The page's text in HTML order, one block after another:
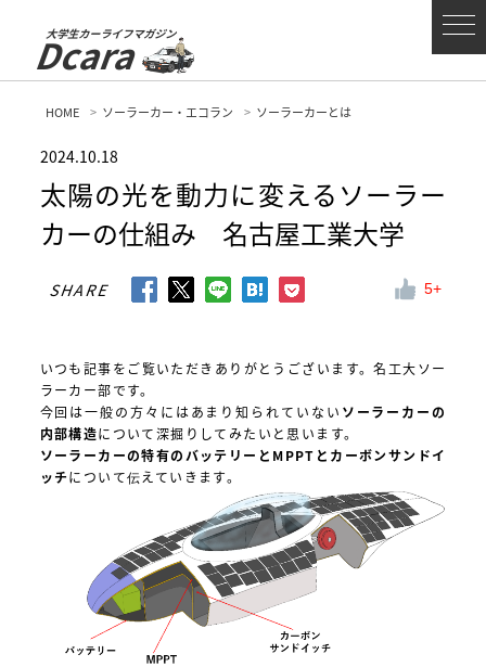
Dcara
大学生カーライフマガジン
HOME ソーラーカー・エコラン ソーラーカーとは
2024.10.18
太陽の光を動力に変えるソーラー
カーの仕組み 名古屋工業大学
SHARE 5
いつも記事をご覧いただきありがとうございます。名工大ソー
ラーカー部です。
今回は一般の方々にはあまり知られていない ソーラーカーの
内部構造について深掘りしてみたいと思います。
ソーラーカーの特有のバッテリーとMPPTとカーボンサンドイ
ッチについて伝えていきます。